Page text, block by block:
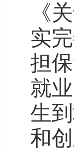
《
实
担
就
生
和